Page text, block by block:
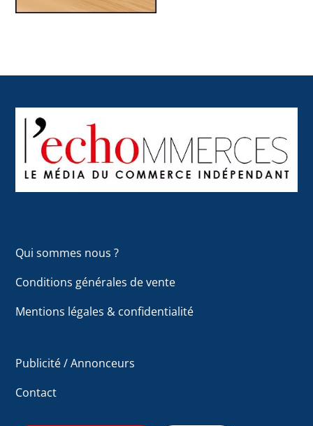
To
Top
Qui sommes nous ?
Conditions générales de vente
Mentions légales & confidentialité
Publicité / Annonceurs
Contact